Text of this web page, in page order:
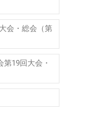
会・総会（第
19回大会・